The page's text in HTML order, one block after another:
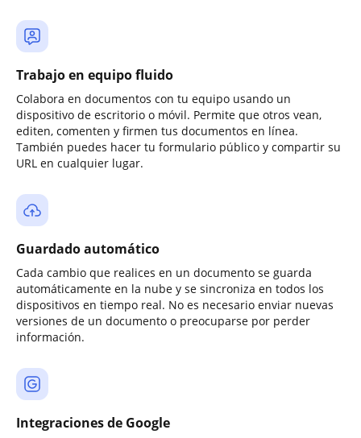
Trabajo en equipo fluido
Colabora en documentos con tu equipo usando un
dispositivo de escritorio o móvil. Permite que otros vean,
editen, comenten y firmen tus documentos en línea.
También puedes hacer tu formulario público y compartir su
URL en cualquier lugar.
Guardado automático
Cada cambio que realices en un documento se guarda
automáticamente en la nube y se sincroniza en todos los
dispositivos en tiempo real. No es necesario enviar nuevas
versiones de un documento o preocuparse por perder
información.
Integraciones de Google